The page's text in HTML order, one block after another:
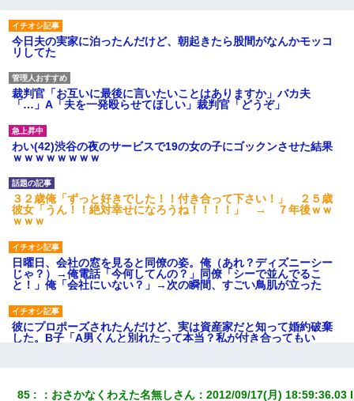
今日夫の実家に泊ったんだけど、朝起きたら股間がなんかモッコ
リしてた
裁判官「お互いに最後に言いたいことはありますか」バカ夫
「…」A「夫を一発殴らせてほしい」裁判官「どうぞ」
わい(42)渋谷の夜のサービスで19の女の子にゴックンさせた結果
ｗｗｗｗｗｗｗｗ
３２歳俺「ずっと好きでした！！付き合って下さい！」 ２５歳
彼女「うん！！絶対幸せになろうね！！！！」 → ７年後ｗｗ
ｗｗｗ
日曜日、会社の窓を見ると同僚の姿。俺（あれ？ディズニーシー
じゃ？）→俺電話「今何してんの？」同僚「シーで並んでるこ
と！」俺「会社にいない？」→次の瞬間、すごい鳥肌が立った
彼にプロポーズされたんだけど、実は資産家だと知って婚約破棄
した。B子「A男くんと別れたって本当？私が付き合ってもい
嫁の妹（26歳）がずっとウチに泊まりに来た結果→俺がヤバイｗ
85 ： おさかなくわえた名無しさん ：2012/09/17(月) 18:59:36.03